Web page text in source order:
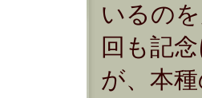
いるの
回も記
が、本